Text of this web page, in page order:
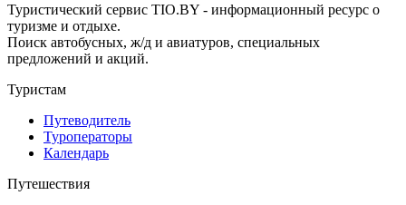
Туристический сервис TIO.BY - информационный ресурс о
туризме и отдыхе.
Поиск автобусных, ж/д и авиатуров, специальных
предложений и акций.
Туристам
Путеводитель
Туроператоры
Календарь
Путешествия